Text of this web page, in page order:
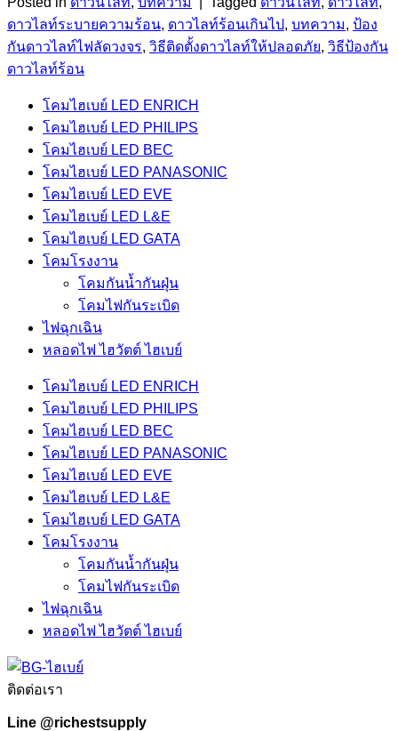
ดาวไลท์ระบายความร้อน, ดาวไลท์ร้อนเกินไป, บทความ, ป้อง
กันดาวไลท์ไฟลัดวงจร, วิธีติดตั้งดาวไลท์ให้ปลอดภัย, วิธีป้องกัน
ดาวไลท์ร้อน
โคมไฮเบย์ LED ENRICH
โคมไฮเบย์ LED PHILIPS
โคมไฮเบย์ LED BEC
โคมไฮเบย์ LED PANASONIC
โคมไฮเบย์ LED EVE
โคมไฮเบย์ LED L&E
โคมไฮเบย์ LED GATA
โคมโรงงาน
โคมกันน้ำกันฝุ่น
โคมไฟกันระเบิด
ไฟฉุกเฉิน
หลอดไฟ ไฮวัตต์ ไฮเบย์
โคมไฮเบย์ LED ENRICH
โคมไฮเบย์ LED PHILIPS
โคมไฮเบย์ LED BEC
โคมไฮเบย์ LED PANASONIC
โคมไฮเบย์ LED EVE
โคมไฮเบย์ LED L&E
โคมไฮเบย์ LED GATA
โคมโรงงาน
โคมกันน้ำกันฝุ่น
โคมไฟกันระเบิด
ไฟฉุกเฉิน
หลอดไฟ ไฮวัตต์ ไฮเบย์
ติดต่อเรา
Line @richestsupply